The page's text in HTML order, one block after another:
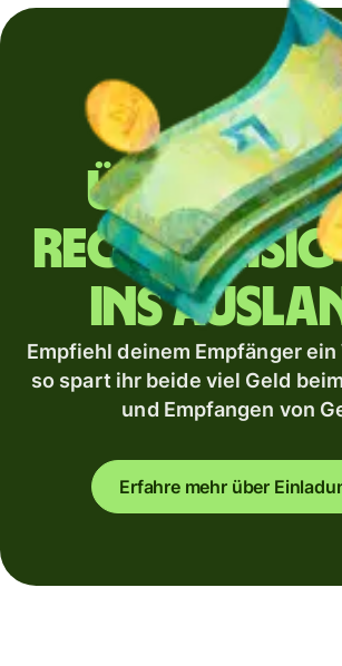
regelmäßig
ins
Empfiehl deinem Empfänger
so spart ihr beide viel Geld
und Empfangen von
Erfahre mehr über